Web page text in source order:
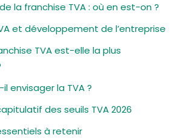
la franchise TVA : où en est-on ?
et développement de l’entreprise
TVA est-elle la plus
envisager la TVA ?
des seuils TVA 2026
à retenir